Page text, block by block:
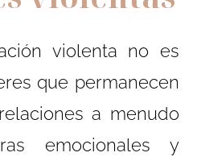
violenta no es
que permanecen
a menudo
emocionales y